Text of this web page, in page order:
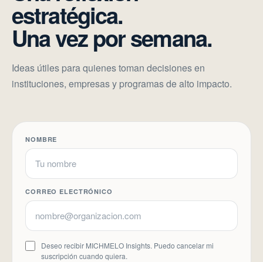
estratégica.
Una vez por semana.
Ideas útiles para quienes toman decisiones en
instituciones, empresas y programas de alto impacto.
NOMBRE
CORREO ELECTRÓNICO
Deseo recibir MICHMELO Insights. Puedo cancelar mi
suscripción cuando quiera.